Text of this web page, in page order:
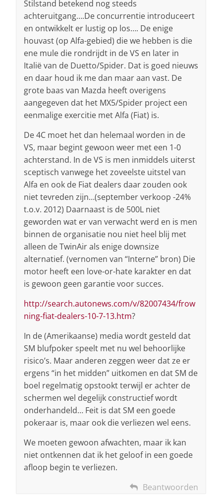
Stilstand betekend nog steeds
achteruitgang….De concurrentie introduceert
en ontwikkelt er lustig op los…. De enige
houvast (op Alfa-gebied) die we hebben is die
ene mule die rondrijdt in de VS en later in
Italië van de Duetto/Spider. Dat is goed nieuws
en daar houd ik me dan maar aan vast. De
grote baas van Mazda heeft overigens
aangegeven dat het MX5/Spider project een
eenmalige exercitie met Alfa (Fiat) is.
De 4C moet het dan helemaal worden in de
VS, maar begint gewoon weer met een 1-0
achterstand. In de VS is men inmiddels uiterst
sceptisch vanwege het zoveelste uitstel van
Alfa en ook de Fiat dealers daar zouden ook
niet tevreden zijn…(september verkoop -24%
t.o.v. 2012) Daarnaast is de 500L niet
geworden wat er van verwacht werd en is men
binnen de organisatie nou niet heel blij met
alleen de TwinAir als enige downsize
alternatief. (vernomen van “Interne” bron) Die
motor heeft een love-or-hate karakter en dat
is gewoon geen garantie voor succes.
http://search.autonews.com/v/82007434/frow
ning-fiat-dealers-10-7-13.htm?
In de (Amerikaanse) media wordt gesteld dat
SM blufpoker speelt met nu wel behoorlijke
risico’s. Maar anderen zeggen weer dat ze er
ergens “in het midden” uitkomen en dat SM de
boel regelmatig opstookt terwijl er achter de
schermen wel degelijk constructief wordt
onderhandeld… Feit is dat SM een goede
pokeraar is, maar ook die verliezen wel eens.
We moeten gewoon afwachten, maar ik kan
niet ontkennen dat ik het geloof in een goede
afloop begin te verliezen.
Beantwoorden